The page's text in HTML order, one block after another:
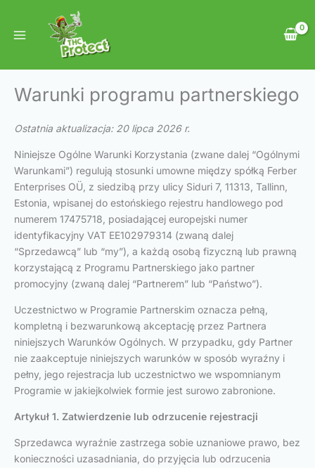
treści
Warunki programu partnerskiego
Ostatnia aktualizacja: 20 lipca 2026 r.
Niniejsze Ogólne Warunki Korzystania (zwane dalej “Ogólnymi
Warunkami”) regulują stosunki umowne między spółką Ferber
Enterprises OÜ, z siedzibą przy ulicy Siduri 7, 11313, Tallinn,
Estonia, wpisanej do estońskiego rejestru handlowego pod
numerem 17475718, posiadającej europejski numer
identyfikacyjny VAT EE102979314 (zwaną dalej
“Sprzedawcą” lub “my”), a każdą osobą fizyczną lub prawną
korzystającą z Programu Partnerskiego jako partner
promocyjny (zwaną dalej “Partnerem” lub “Państwo”).
Uczestnictwo w Programie Partnerskim oznacza pełną,
kompletną i bezwarunkową akceptację przez Partnera
niniejszych Warunków Ogólnych. W przypadku, gdy Partner
nie zaakceptuje niniejszych warunków w sposób wyraźny i
pełny, jego rejestracja lub uczestnictwo we wspomnianym
Programie w jakiejkolwiek formie jest surowo zabronione.
Artykuł 1. Zatwierdzenie lub odrzucenie rejestracji
Sprzedawca wyraźnie zastrzega sobie uznaniowe prawo, bez
konieczności uzasadniania, do przyjęcia lub odrzucenia